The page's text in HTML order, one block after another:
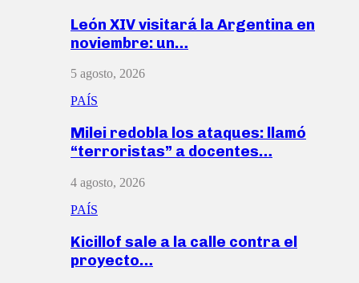
León XIV visitará la Argentina en
noviembre: un…
5 agosto, 2026
PAÍS
Milei redobla los ataques: llamó
“terroristas” a docentes…
4 agosto, 2026
PAÍS
Kicillof sale a la calle contra el
proyecto…